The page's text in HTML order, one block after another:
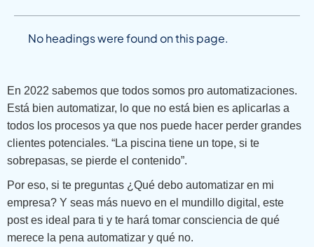
No headings were found on this page.
En 2022 sabemos que todos somos pro automatizaciones.
Está bien automatizar, lo que no está bien es aplicarlas a
todos los procesos ya que nos puede hacer perder grandes
clientes potenciales. “La piscina tiene un tope, si te
sobrepasas, se pierde el contenido”.
Por eso, si te preguntas ¿Qué debo automatizar en mi
empresa? Y seas más nuevo en el mundillo digital, este
post es ideal para ti y te hará tomar consciencia de qué
merece la pena automatizar y qué no.